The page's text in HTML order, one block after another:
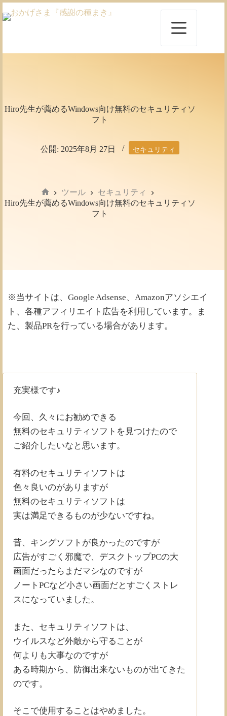
ン
Hiro先生が薦めるWindows向け無料のセキュリティソ
フト
公開: 2025年8月 27日 セキュリティ
ホ
ツール
セキュリティ
Hiro先生が薦めるWindows向け無料のセキュリティソ
フト
※当サイトは、Google Adsense、Amazonアソシエイ
ト、各種アフィリエイト広告を利用しています。ま
た、製品PRを行っている場合があります。
充実様です♪
今回、久々にお勧めできる
無料のセキュリティソフトを見つけたので
ご紹介したいなと思います。
有料のセキュリティソフトは
色々良いのがありますが
無料のセキュリティソフトは
実は満足できるものが少ないですね。
昔、キングソフトが良かったのですが
広告がすごく邪魔で、デスクトップPCの大
画面だったらまだマシなのですが
ノートPCなど小さい画面だとすごくストレ
スになっていました。
また、セキュリティソフトは、
ウイルスなど外敵から守ることが
何よりも大事なのですが
ある時期から、防御出来ないものが出てきた
のです。
そこで使用することはやめました。